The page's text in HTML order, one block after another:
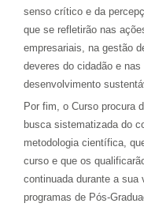
senso crítico e da
que se refletirão nas
empresariais, na gestão
deveres do cidadão e
desenvolvimento
Por fim, o Curso procura
busca sistematizada do
metodologia científica,
curso e que os
continuada durante a sua
programas de Pós-